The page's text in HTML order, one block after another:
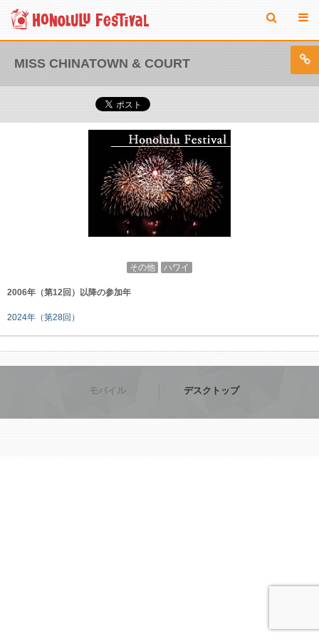
MISS CHINATOWN & COURT
その他 ハワイ
2006年（第12回）以降の参加年
2024年（第28回）
モバイル デスクトップ